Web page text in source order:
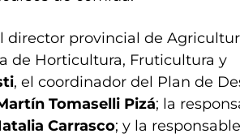
provincial de
de Horticultura, Fruticultura y
, el coordinador del Plan de
Tomaselli Pizá; la
Carrasco; y la